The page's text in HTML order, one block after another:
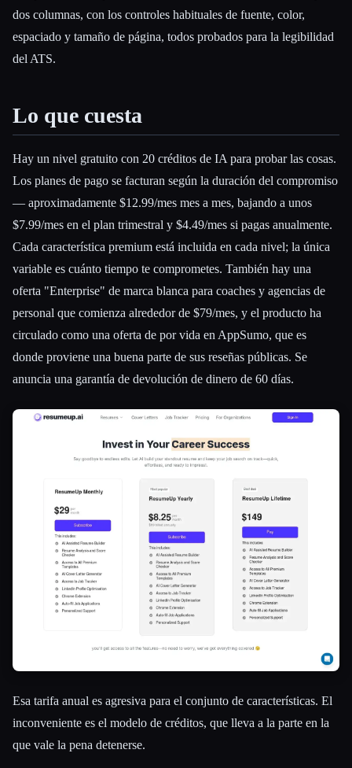
dos columnas, con los controles habituales de fuente, color,
espaciado y tamaño de página, todos probados para la legibilidad
del ATS.
Lo que cuesta
Hay un nivel gratuito con 20 créditos de IA para probar las cosas.
Los planes de pago se facturan según la duración del compromiso
— aproximadamente $12.99/mes mes a mes, bajando a unos
$7.99/mes en el plan trimestral y $4.49/mes si pagas anualmente.
Cada característica premium está incluida en cada nivel; la única
variable es cuánto tiempo te comprometes. También hay una
oferta "Enterprise" de marca blanca para coaches y agencias de
personal que comienza alrededor de $79/mes, y el producto ha
circulado como una oferta de por vida en AppSumo, que es
donde proviene una buena parte de sus reseñas públicas. Se
anuncia una garantía de devolución de dinero de 60 días.
Esa tarifa anual es agresiva para el conjunto de características. El
inconveniente es el modelo de créditos, que lleva a la parte en la
que vale la pena detenerse.